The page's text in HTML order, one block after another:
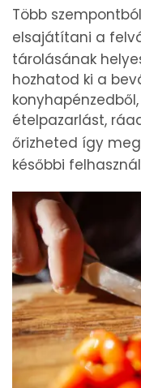
Több
elsajátítani a
tárolásának
hozhatod ki a
ételpazarlást,
őrizheted így
későbbi